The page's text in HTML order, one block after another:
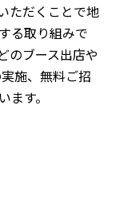
ただくことで地
る取り組みで
のブース出店や
施、無料ご招
す。